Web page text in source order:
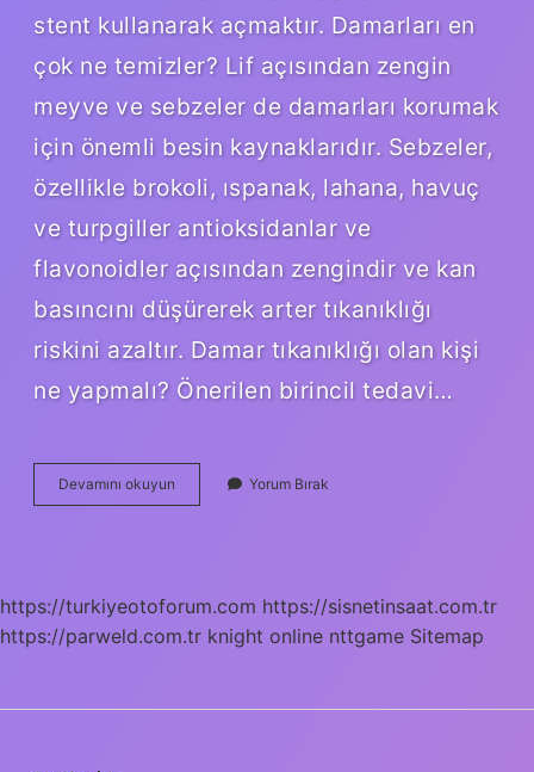
stent kullanarak açmaktır. Damarları en
çok ne temizler? Lif açısından zengin
meyve ve sebzeler de damarları korumak
için önemli besin kaynaklarıdır. Sebzeler,
özellikle brokoli, ıspanak, lahana, havuç
ve turpgiller antioksidanlar ve
flavonoidler açısından zengindir ve kan
basıncını düşürerek arter tıkanıklığı
riskini azaltır. Damar tıkanıklığı olan kişi
ne yapmalı? Önerilen birincil tedavi…
Devamını okuyun
Damar
Yorum Bırak
https://turkiyeotoforum.com https://sisnetinsaat.com.tr
https://parweld.com.tr knight online nttgame Sitemap